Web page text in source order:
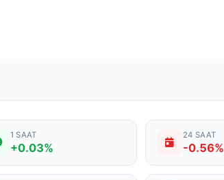
1 SAAT
+0.03%
24 SAAT
-0.56%